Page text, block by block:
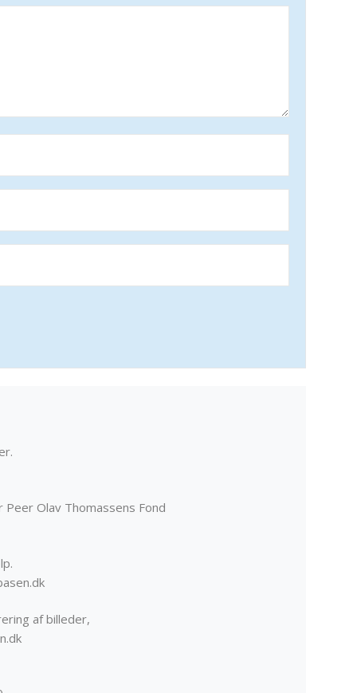
Olav Thomassens Fond
af billeder,